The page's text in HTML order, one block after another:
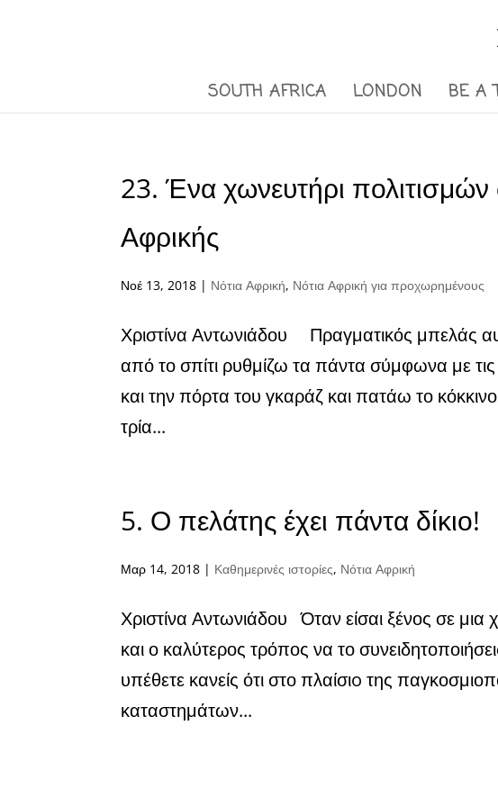
SOUTH AFRICA LONDON BE A
23. Ένα χωνευτήρι πολιτισμών
Αφρικής
Νοέ 13, 2018 | Νότια Αφρική, Νότια Αφρική για προχωρημένους
Χριστίνα Αντωνιάδου Πραγματικός μπελάς
από το σπίτι ρυθμίζω τα πάντα σύμφωνα με
και την πόρτα του γκαράζ και πατάω το
τρία...
5. Ο πελάτης έχει πάντα δίκιο!
Μαρ 14, 2018 | Καθημερινές ιστορίες, Νότια Αφρική
Χριστίνα Αντωνιάδου Όταν είσαι ξένος σε
και ο καλύτερος τρόπος να το
υπέθετε κανείς ότι στο πλαίσιo της
καταστημάτων...